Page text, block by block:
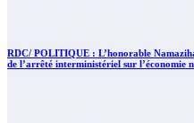
RDC/ POLITIQUE : L’honorable
de l’arrêté interministériel sur l’économie